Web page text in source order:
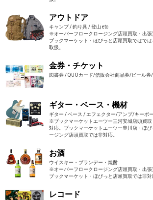
アウトドア
キャンプ / 釣り具 / 登山 etc
※オーバーフロークロージング店頭買取・出張
ブックマーケット・ほびっと店頭買取ではで
取扱。
金券・チケット
図書券 / QUOカード/信販会社商品券/ビール
ギター・ベース・機材
ギター / ベース / エフェクター/アンプ/キーボ
※ブックマーケットエーツー三河安城店頭買
対応。ブックマーケットエーツー豊川店・ほ
ージング店頭買取では非対応。
お酒
ウイスキー・ブランデー・焼酎
※オーバーフロークロージング店頭買取・出張
ブックマーケット・ほびっと店頭買取では非対
レコード